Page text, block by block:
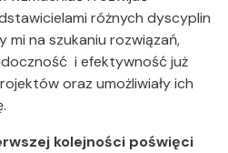
różnych dyscyplin
mi na szukaniu rozwiązań,
i efektywność już
oraz umożliwiały ich
kolejności poświęci